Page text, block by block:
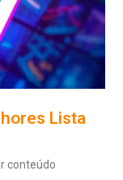
Lista
conteúdo